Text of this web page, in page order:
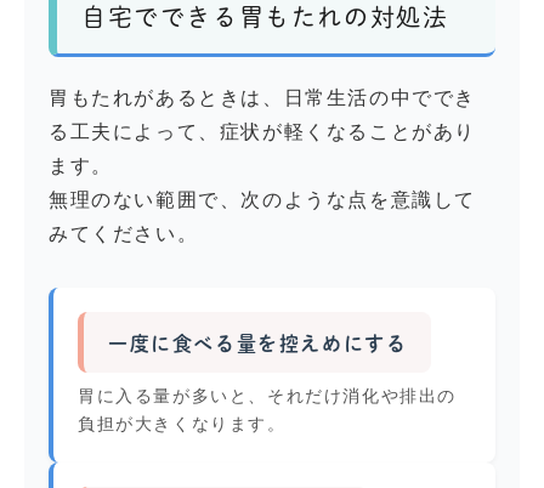
自宅でできる胃もたれの対処法
胃もたれがあるときは、日常生活の中ででき
る工夫によって、症状が軽くなることがあり
ます。
無理のない範囲で、次のような点を意識して
みてください。
一度に食べる量を控えめにする
胃に入る量が多いと、それだけ消化や排出の
負担が大きくなります。